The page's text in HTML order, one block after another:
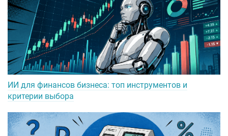
ИИ для финансов бизнеса: топ инструментов и
критерии выбора